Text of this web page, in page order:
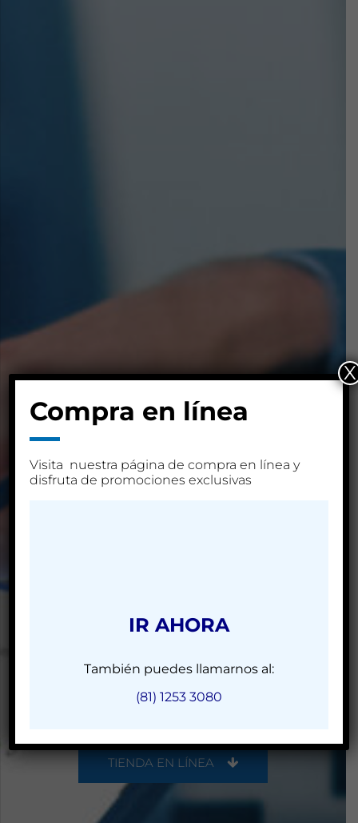
Los expertos en abrasivos y
herramientas de alta calidad
TIENDA EN LÍNEA
Compra en línea
Visita nuestra página de compra en línea y
disfruta de promociones exclusivas
IR AHORA
También puedes llamarnos al:
(81) 1253 3080
X